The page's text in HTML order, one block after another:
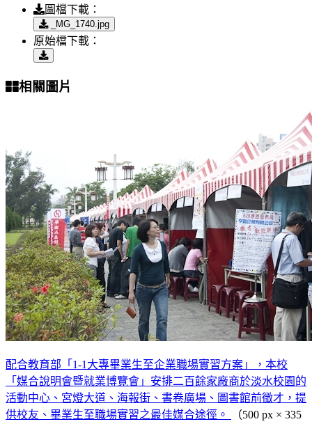
圖檔下載：
_MG_1740.jpg
原始檔下載：
相關圖片
配合教育部「1-1大專畢業生至企業職場實習方案」，本校
「媒合說明會暨就業博覽會」安排二百餘家廠商於淡水校園的
活動中心、宮燈大道、海報街、書卷廣場、圖書館前徵才，提
供校友、畢業生至職場實習之最佳媒合途徑。
（500 px × 335